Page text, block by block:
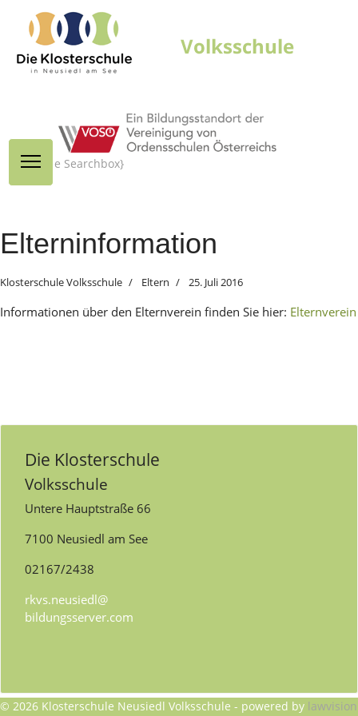
{module Searchbox}
Elterninformation
Klosterschule Volksschule Eltern 25. Juli 2016
Informationen über den Elternverein finden Sie hier: Elternverein
Die Klosterschule
Volksschule
Untere Hauptstraße 66
7100 Neusiedl am See
02167/2438
rkvs.neusiedl@
bildungsserver.com
© 2026 Klosterschule Neusiedl Volksschule - powered by lawvision